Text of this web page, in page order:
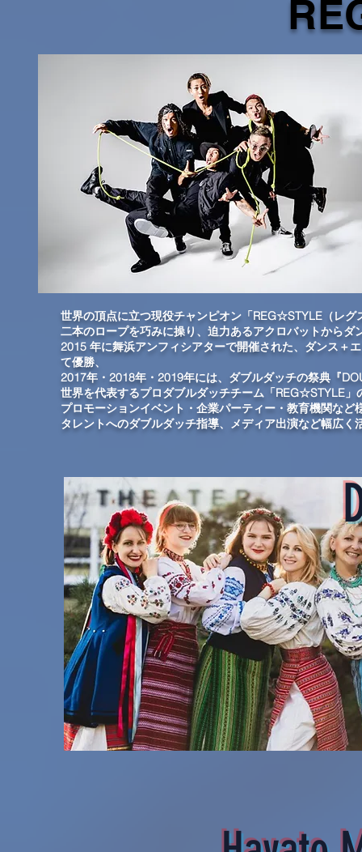
世界の頂点に立つ現役チャンピオン「REG☆STYLE（レグ
二本のロープを巧みに操り、迫力あるアクロバットから
2015 年に舞浜アンフィシアターで開催された、ダンス＋
て優勝、
2017年・2018年・2019年には、ダブルダッチの祭典『
世界を代表するプロダブルダッチチーム「REG☆STYLE
プロモーションイベント・企業パーティー・教育機関な
タレントへのダブルダッチ指導、メディア出演など幅広く